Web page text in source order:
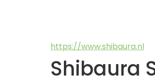
https://www.shibaura.nl
Shibaura